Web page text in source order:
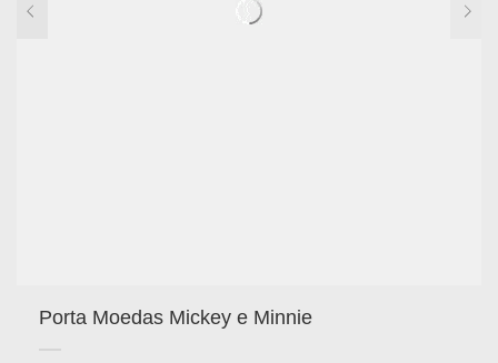
Porta Moedas Mickey e Minnie